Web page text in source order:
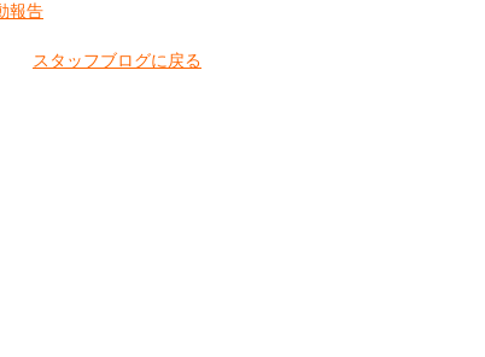
報告
スタッフブログに戻る